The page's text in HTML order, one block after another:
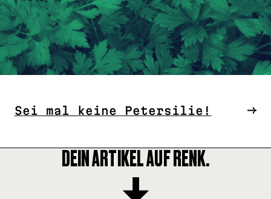
Sei mal keine Petersilie!
DEIN ARTIKEL AUF RENK.